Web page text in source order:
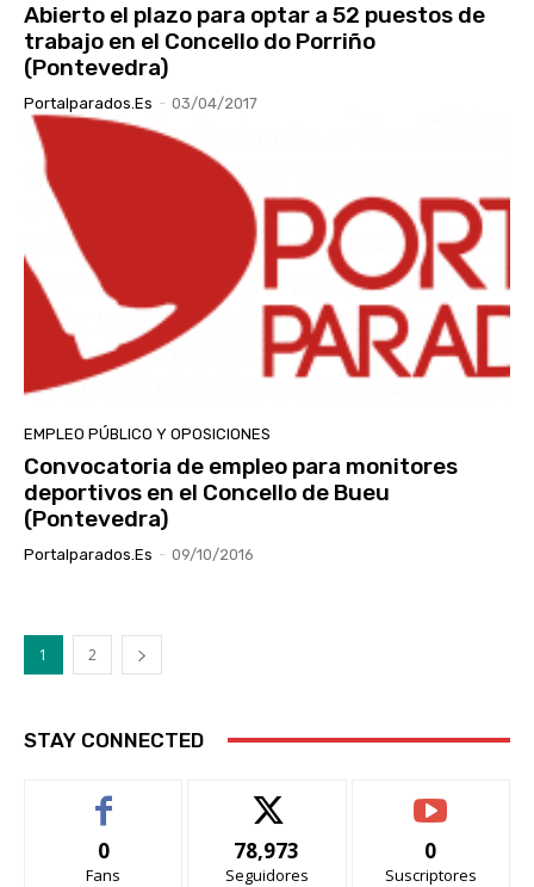
Abierto el plazo para optar a 52 puestos de
trabajo en el Concello do Porriño
(Pontevedra)
Portalparados.es - 03/04/2017
EMPLEO PÚBLICO Y OPOSICIONES
Convocatoria de empleo para monitores
deportivos en el Concello de Bueu
(Pontevedra)
Portalparados.es - 09/10/2016
1 2
STAY CONNECTED
0
Fans
78,973
Seguidores
0
Suscriptores